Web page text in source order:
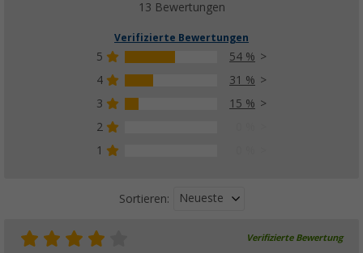
13 Bewertungen
Verifizierte Bewertungen
5
54 %
4
31 %
3
15 %
2
1
Sortieren: Neueste
Verifizierte Bewertung